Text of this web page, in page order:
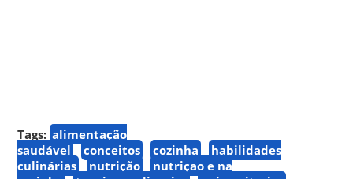
Tags: alimentação
saudável
conceitos cozinha
habilidades
culinárias
nutrição
nutriçao e na